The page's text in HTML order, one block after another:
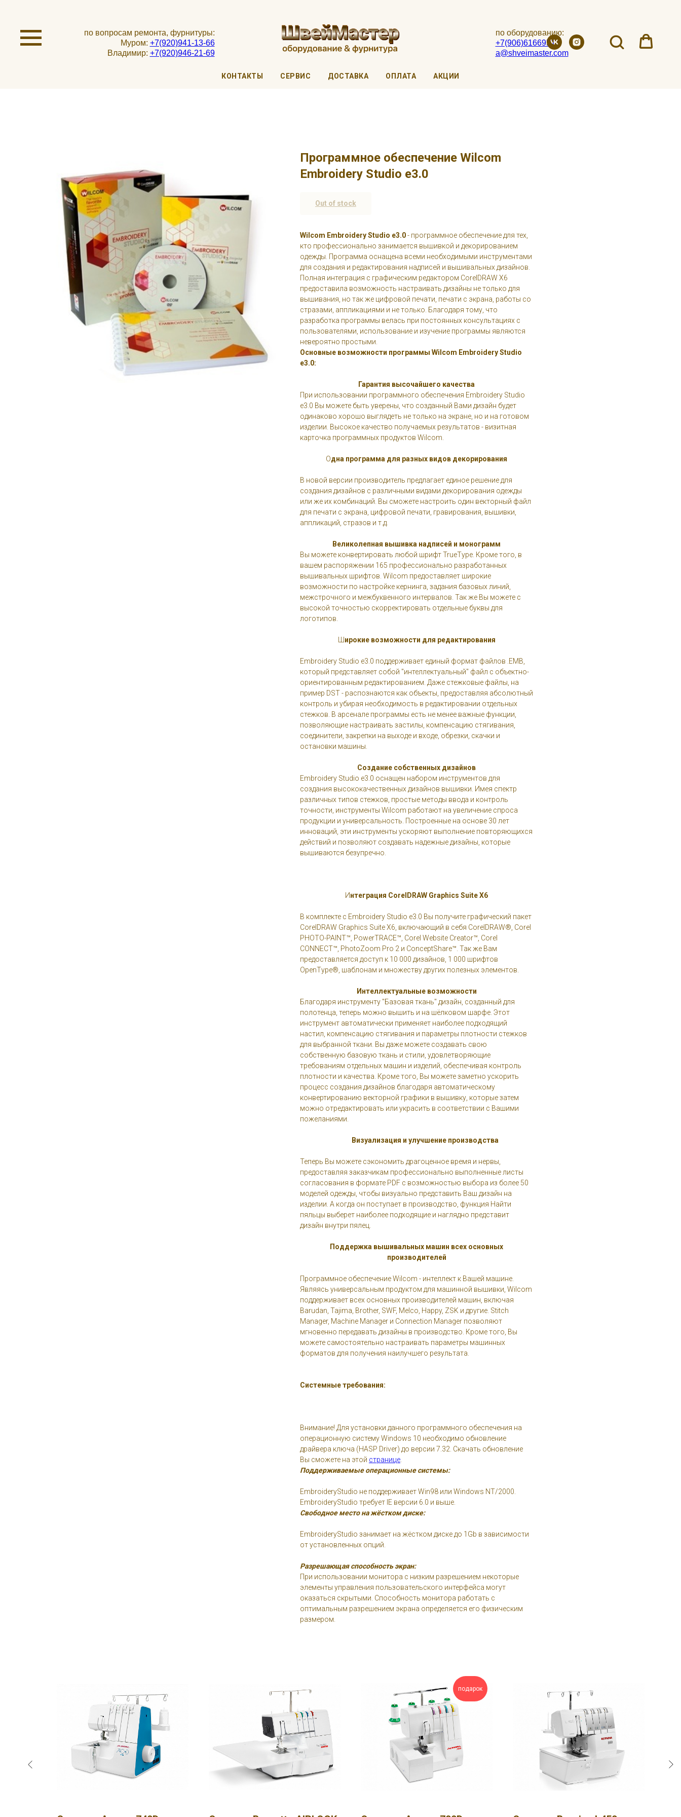
по вопросам ремонта, фурнитуры:
Муром: +7(920)941-13-66
Владимир: +7(920)946-21-69
по оборудованию:
+7(906)6166951
a@shveimaster.com
КОНТАКТЫ СЕРВИС ДОСТАВКА ОПЛАТА АКЦИИ
Программное обеспечение Wilcom
Embroidery Studio e3.0
Out of stock
Wilcom Embroidery Studio e3.0- программное обеспечение для тех,
кто профессионально занимается вышивкой и декорированием
одежды. Программа оснащена всеми необходимыми инструментами
для создания и редактирования надписей и вышивальных дизайнов.
Полная интеграция с графическим редактором CorelDRAW X6
предоставила возможность настраивать дизайны не только для
вышивания, но так же цифровой печати, печати с экрана, работы со
стразами, аппликациями и не только. Благодаря тому, что
разработка программы велась при постоянных консультациях с
пользователями, использование и изучение программы являются
невероятно простыми.
Основные возможности программы Wilcom Embroidery Studio
e3.0:
Гарантия высочайшего качества
При использовании программного обеспечения Embroidery Studio
e3.0 Вы можете быть уверены, что созданный Вами дизайн будет
одинаково хорошо выглядеть не только на экране, но и на готовом
изделии. Высокое качество получаемых результатов - визитная
карточка программных продуктов Wilcom.
Одна программа для разных видов декорирования
В новой версии производитель предлагает единое решение для
создания дизайнов с различными видами декорирования одежды
или же их комбинаций. Вы сможете настроить один векторный файл
для печати с экрана, цифровой печати, гравирования, вышивки,
аппликаций, стразов и т.д.
Великолепная вышивка надписей и монограмм
Вы можете конвертировать любой шрифт TrueType. Кроме того, в
вашем распоряжении 165 профессионально разработанных
вышивальных шрифтов. Wilcom предоставляет широкие
возможности по настройке кернинга, задания базовых линий,
межстрочного и межбуквенного интервалов. Так же Вы можете с
высокой точностью скорректировать отдельные буквы для
логотипов.
ирокие возможности для редактирования
Embroidery Studio e3.0 поддерживает единый формат файлов .EMB,
который представляет собой "интеллектуальный" файл с объектно-
ориентированным редактированием. Даже стежковые файлы, на
пример DST - распознаются как объекты, предоставляя абсолютный
контроль и убирая необходимость в редактировании отдельных
стежков. В арсенале программы есть не менее важные функции,
позволяющие настраивать застилы, компенсацию стягивания,
соединители, закрепки на выходе и входе, обрезки, скачки и
остановки машины.
Создание собственных дизайнов
Embroidery Studio e3.0 оснащен набором инструментов для
создания высококачественных дизайнов вышивки. Имея спектр
различных типов стежков, простые методы ввода и контроль
точности, инструменты Wilcom работают на увеличение спроса
продукции и универсальность. Построенные на основе 30 лет
инноваций, эти инструменты ускоряют выполнение повторяющихся
действий и позволяют создавать надежные дизайны, которые
вышиваются безупречно.
Интеграция CorelDRAW Graphics Suite X6
В комплекте с Embroidery Studio e3.0 Вы получите графический пакет
CorelDRAW Graphics Suite X6, включающий в себя CorelDRAW®, Corel
PHOTO-PAINT™, PowerTRACE™, Corel Website Creator™, Corel
CONNECT™, PhotoZoom Pro 2 и ConceptShare™. Так же Вам
предоставляется доступ к 10 000 дизайнов, 1 000 шрифтов
OpenType®, шаблонам и множеству других полезных элементов.
Интеллектуальные возможности
Благодаря инструменту "Базовая ткань" дизайн, созданный для
полотенца, теперь можно вышить и на шёлковом шарфе. Этот
инструмент автоматически применяет наиболее подходящий
настил, компенсацию стягивания и параметры плотности стежков
для выбранной ткани. Вы даже можете создавать свою
собственную базовую ткань и стили, удовлетворяющие
требованиям отдельных машин и изделий, обеспечивая контроль
плотности и качества. Кроме того, Вы можете заметно ускорить
процесс создания дизайнов благодаря автоматическому
конвертированию векторной графики в вышивку, которые затем
можно отредактировать или украсить в соответствии с Вашими
пожеланиями.
Визуализация и улучшение производства
Теперь Вы можете сэкономить драгоценное время и нервы,
предоставляя заказчикам профессионально выполненные листы
согласования в формате PDF с возможностью выбора из более 50
моделей одежды, чтобы визуально представить Ваш дизайн на
изделии. А когда он поступает в производство, функция Найти
пяльцы выберет наиболее подходящие и наглядно представит
дизайн внутри пялец.
Поддержка вышивальных машин всех основных
производителей
Программное обеспечение Wilcom - интеллект к Вашей машине.
Являясь универсальным продуктом для машинной вышивки, Wilcom
поддерживает всех основных производителей машин, включая
Barudan, Tajima, Brother, SWF, Melco, Happy, ZSK и другие. Stitch
Manager, Machine Manager и Connection Manager позволяют
мгновенно передавать дизайны в производство. Кроме того, Вы
можете самостоятельно настраивать параметры машинных
форматов для получения наилучшего результата.
Системные требования:
Внимание! Для установки данного программного обеспечения на
операционную систему Windows 10 необходимо обновление
драйвера ключа (HASP Driver) до версии 7.32. Скачать обновление
Вы сможете на этой странице
Поддерживаемые операционные системы:
EmbroideryStudio не поддерживает Win98 или Windows NT/2000.
EmbroideryStudio требует IE версии 6.0 и выше.
Свободное место на жёстком диске:
EmbroideryStudio занимает на жёстком диске до 1Gb в зависимости
от установленных опций.
Разрешающая способность экран:
При использовании монитора с низким разрешением некоторые
элементы управления пользовательского интерфейса могут
оказаться скрытыми. Способность монитора работать с
оптимальным разрешением экрана определяется его физическим
размером.
подарок